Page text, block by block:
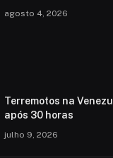
agosto 4, 2026
Terremotos na
após 30 horas
julho 9, 2026